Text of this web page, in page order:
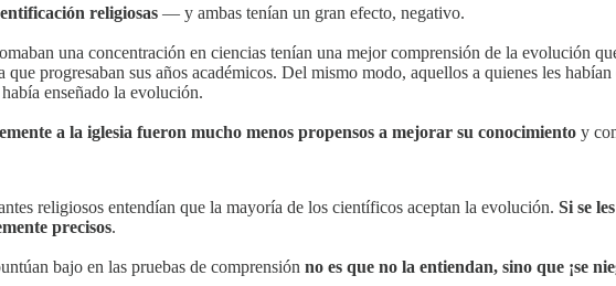
religiosas — y ambas tenían un gran efecto, negativo.
una concentración en ciencias tenían una mejor comprensión de la evolución
progresaban sus años académicos. Del mismo modo, aquellos a quienes les
enseñado la evolución.
a la iglesia fueron mucho menos propensos a mejorar su conocimiento y
religiosos entendían que la mayoría de los científicos aceptan la evolución. Si se
precisos.
bajo en las pruebas de comprensión no es que no la entiendan, sino que ¡se